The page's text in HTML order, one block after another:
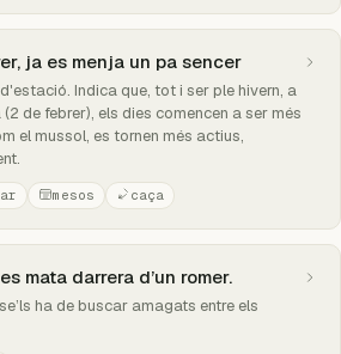
ja es menja un pa sencer
Indica que, tot i ser ple hivern, a
de febrer), els dies comencen a ser més
el mussol, es tornen més actius,
mesos caça
mata darrera d’un romer.
ha de buscar amagats entre els